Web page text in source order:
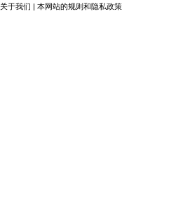
关于我们 |本网站的规则和隐私政策